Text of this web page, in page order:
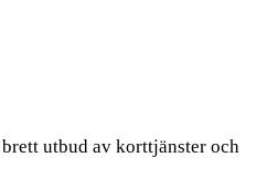
utbud av korttjänster och